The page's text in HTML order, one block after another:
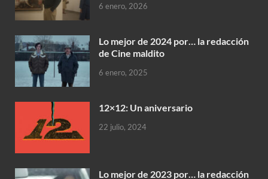
6 enero, 2026
Lo mejor de 2024 por… la redacción
de Cine maldito
6 enero, 2025
12×12: Un aniversario
22 julio, 2024
Lo mejor de 2023 por… la redacción